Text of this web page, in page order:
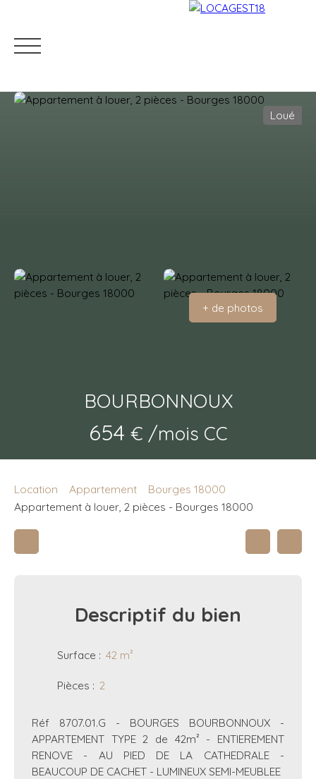
Loué
+ de photos
BOURBONNOUX
654 € /mois CC
Location Appartement
Bourges 18000
Appartement à louer, 2 pièces - Bourges 18000
Descriptif du bien
Surface : 42 m²
Pièces : 2
Réf 8707.01.G - BOURGES BOURBONNOUX -
APPARTEMENT TYPE 2 de 42m² - ENTIEREMENT
RENOVE - AU PIED DE LA CATHEDRALE -
BEAUCOUP DE CACHET - LUMINEUX SEMI-MEUBLEE